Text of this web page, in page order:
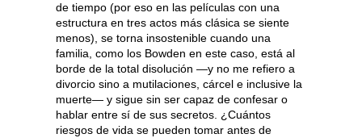
de tiempo (por eso en las películas con una
estructura en tres actos más clásica se siente
menos), se torna insostenible cuando una
familia, como los Bowden en este caso, está al
borde de la total disolución —y no me refiero a
divorcio sino a mutilaciones, cárcel e inclusive la
muerte— y sigue sin ser capaz de confesar o
hablar entre sí de sus secretos. ¿Cuántos
riesgos de vida se pueden tomar antes de